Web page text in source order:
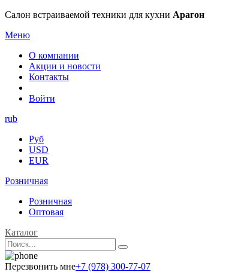
Салон встраиваемой техники для кухни Арагон
Меню
О компании
Акции и новости
Контакты
Войти
rub
Руб
USD
EUR
Розничная
Розничная
Оптовая
Каталог
Перезвонить мне+7 (978) 300-77-07